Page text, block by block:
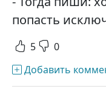
попасть
5 0
Добавить